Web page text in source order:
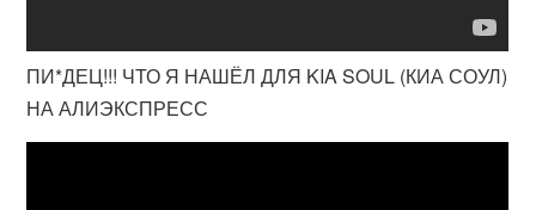
ПИ*ДЕЦ!!! ЧТО Я НАШЁЛ ДЛЯ KIA SOUL (КИА СОУЛ)
НА АЛИЭКСПРЕСС